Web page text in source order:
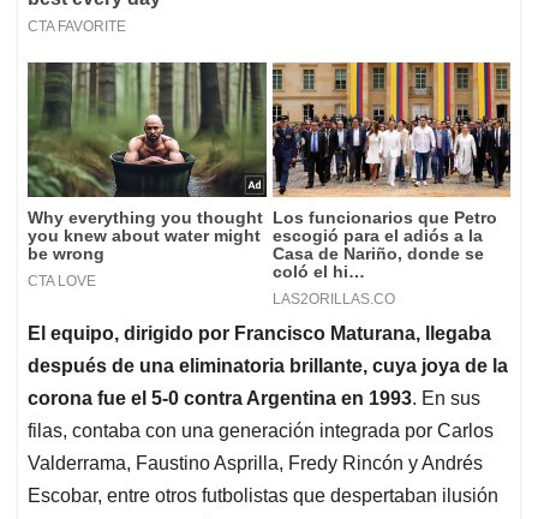
El equipo, dirigido por Francisco Maturana, llegaba
después de una eliminatoria brillante, cuya joya de la
corona fue el 5-0 contra Argentina en 1993. En sus
filas, contaba con una generación integrada por Carlos
Valderrama, Faustino Asprilla, Fredy Rincón y Andrés
Escobar, entre otros futbolistas que despertaban ilusión